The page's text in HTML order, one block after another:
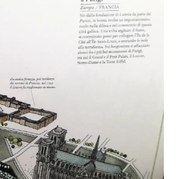
con i bambini (senza stress)
CONSIGLI
Completa per Famiglie
SENTIERI,
imperdibili (+ consigli utili)- Parte 1
dove andare?
FATTORIE
bambini, quando la natura incontra l’arte